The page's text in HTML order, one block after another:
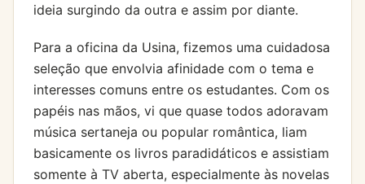
ideia surgindo da outra e assim por diante.
Para a oficina da Usina, fizemos uma cuidadosa
seleção que envolvia afinidade com o tema e
interesses comuns entre os estudantes. Com os
papéis nas mãos, vi que quase todos adoravam
música sertaneja ou popular romântica, liam
basicamente os livros paradidáticos e assistiam
somente à TV aberta, especialmente às novelas